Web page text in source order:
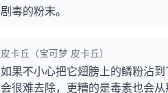
剧毒的粉末。
皮卡丘（宝可梦 皮卡丘）
如果不小心把它翅膀上的鳞粉沾
会很难去除，更糟的是毒素也会从